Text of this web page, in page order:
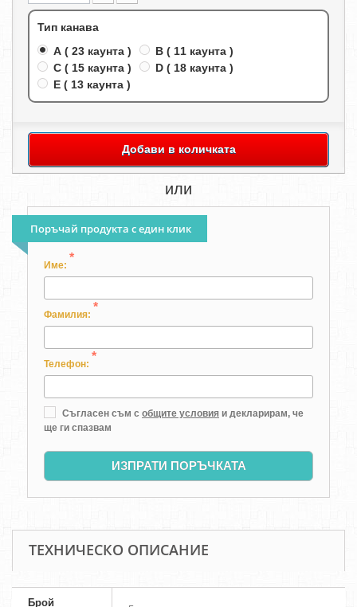
Тип канава
A ( 23 каунта )
B ( 11 каунта )
C ( 15 каунта )
D ( 18 каунта )
E ( 13 каунта )
Добави в количката
или
Поръчай продукта с един клик
Име:
*
Фамилия:
*
Телефон:
*
Съгласен съм с общите условия и декларирам, че
ще ги спазвам
ИЗПРАТИ ПОРЪЧКАТА
ТЕХНИЧЕСКО ОПИСАНИЕ
Брой